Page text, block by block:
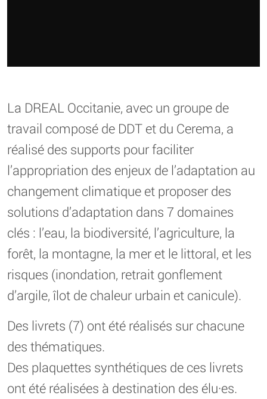
La DREAL Occitanie, avec un groupe de
travail composé de DDT et du Cerema, a
réalisé des supports pour faciliter
l’appropriation des enjeux de l’adaptation au
changement climatique et proposer des
solutions d’adaptation dans 7 domaines
clés : l’eau, la biodiversité, l’agriculture, la
forêt, la montagne, la mer et le littoral, et les
risques (inondation, retrait gonflement
d’argile, îlot de chaleur urbain et canicule).
Des livrets (7) ont été réalisés sur chacune
des thématiques.
Des plaquettes synthétiques de ces livrets
ont été réalisées à destination des élu·es.